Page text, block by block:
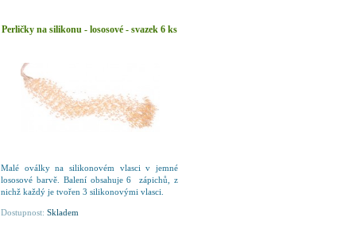
Perličky na silikonu - lososové - svazek 6 ks
Malé oválky na silikonovém vlasci v jemné
lososové barvě. Balení obsahuje 6 zápichů, z
nichž každý je tvořen 3 silikonovými vlasci.
Dostupnost: Skladem